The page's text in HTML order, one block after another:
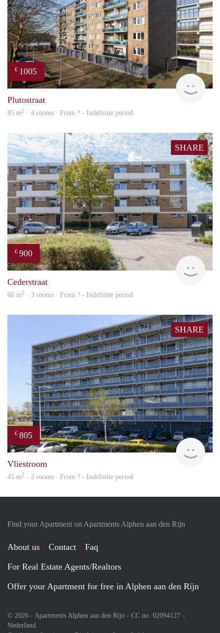
€ 1005
Plutostraat
85 m2 · 4 rooms · From ? - Indefinite period
SHARE
€ 900
Cederstraat
66 m2 · 3 rooms · From ? - Indefinite period
SHARE
€ 805
Vliestroom
45 m2 · 2 rooms · From ? - Indefinite period
Find your Apartment on Apartments Alphen aan den Rijn
About us Contact
Faq
For Real Estate Agents/Realtors
Offer your Apartment for free in Alphen aan den Rijn
© 2026 - Apartments Alphen aan den Rijn - CC no. 02094127 –
Nederland